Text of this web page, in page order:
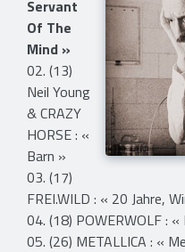
Servant
Of The
Mind »
02. (13)
Neil Young
& CRAZY
HORSE : «
Barn »
03. (17)
FREI.WILD : « 20 Jahre,
04. (18) POWERWOLF :
05. (26) METALLICA : «